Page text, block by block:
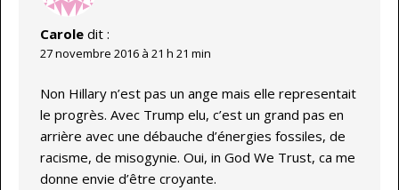
Carole dit :
27 novembre 2016 à 21 h 21 min
Non Hillary n’est pas un ange mais elle representait
le progrès. Avec Trump elu, c’est un grand pas en
arrière avec une débauche d’énergies fossiles, de
racisme, de misogynie. Oui, in God We Trust, ca me
donne envie d’être croyante.